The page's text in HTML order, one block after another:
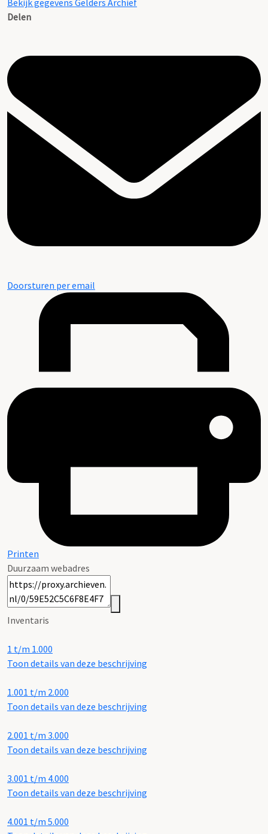
Bekijk gegevens Gelders Archief
Delen
Doorsturen per email
Printen
Duurzaam webadres
Inventaris
1 t/m 1.000
Toon details van deze beschrijving
1.001 t/m 2.000
Toon details van deze beschrijving
2.001 t/m 3.000
Toon details van deze beschrijving
3.001 t/m 4.000
Toon details van deze beschrijving
4.001 t/m 5.000